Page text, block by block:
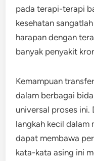
pada terapi-terapi
kesehatan
harapan dengan
banyak penyakit
Kemampuan
dalam berbagai
universal proses ini.
langkah kecil dalam
dapat membawa
kata-kata asing ini